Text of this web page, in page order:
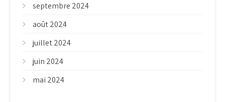
septembre 2024
août 2024
juillet 2024
juin 2024
mai 2024